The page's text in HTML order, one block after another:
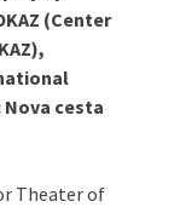
(Center
Nova cesta
Theater of